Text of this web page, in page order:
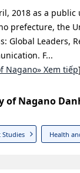
2018 as a
prefecture, the
Global Leaders,
F...
Nagano» Xem tiếp]
of Nagano
Studies Health